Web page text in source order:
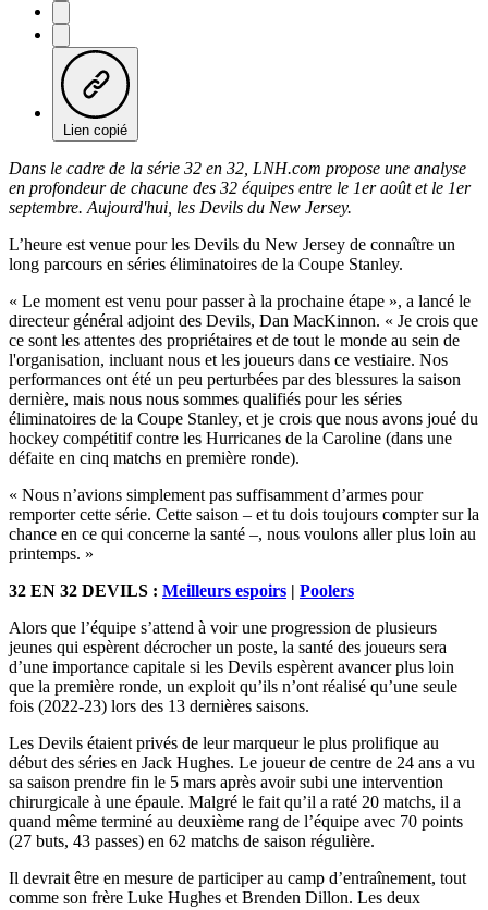
Lien copié
Dans le cadre de la série 32 en 32, LNH.com propose une analyse
en profondeur de chacune des 32 équipes entre le 1er août et le 1er
septembre. Aujourd'hui, les Devils du New Jersey.
L’heure est venue pour les Devils du New Jersey de connaître un
long parcours en séries éliminatoires de la Coupe Stanley.
« Le moment est venu pour passer à la prochaine étape », a lancé le
directeur général adjoint des Devils, Dan MacKinnon. « Je crois que
ce sont les attentes des propriétaires et de tout le monde au sein de
l'organisation, incluant nous et les joueurs dans ce vestiaire. Nos
performances ont été un peu perturbées par des blessures la saison
dernière, mais nous nous sommes qualifiés pour les séries
éliminatoires de la Coupe Stanley, et je crois que nous avons joué du
hockey compétitif contre les Hurricanes de la Caroline (dans une
défaite en cinq matchs en première ronde).
« Nous n’avions simplement pas suffisamment d’armes pour
remporter cette série. Cette saison – et tu dois toujours compter sur la
chance en ce qui concerne la santé –, nous voulons aller plus loin au
printemps. »
32 EN 32 DEVILS : Meilleurs espoirs | Poolers
Alors que l’équipe s’attend à voir une progression de plusieurs
jeunes qui espèrent décrocher un poste, la santé des joueurs sera
d’une importance capitale si les Devils espèrent avancer plus loin
que la première ronde, un exploit qu’ils n’ont réalisé qu’une seule
fois (2022-23) lors des 13 dernières saisons.
Les Devils étaient privés de leur marqueur le plus prolifique au
début des séries en Jack Hughes. Le joueur de centre de 24 ans a vu
sa saison prendre fin le 5 mars après avoir subi une intervention
chirurgicale à une épaule. Malgré le fait qu’il a raté 20 matchs, il a
quand même terminé au deuxième rang de l’équipe avec 70 points
(27 buts, 43 passes) en 62 matchs de saison régulière.
Il devrait être en mesure de participer au camp d’entraînement, tout
comme son frère Luke Hughes et Brenden Dillon. Les deux